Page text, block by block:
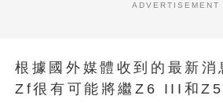
ADVERTISEMENT
根據國外媒體收到的最新
Zf很有可能將繼Z6 III和